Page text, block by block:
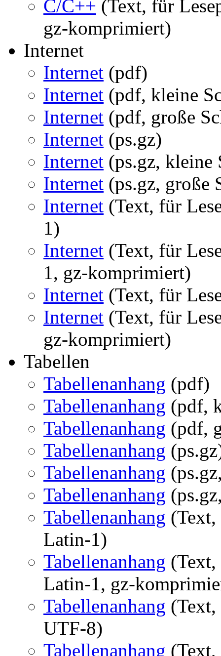
C/C++ (Text, für
gz-komprimiert)
Internet
Internet (pdf)
Internet (pdf, kleine
Internet (pdf, große
Internet (ps.gz)
Internet (ps.gz, kleine
Internet (ps.gz, große
Internet (Text, für
1)
Internet (Text, für
1, gz-komprimiert)
Internet (Text, für
Internet (Text, für
gz-komprimiert)
Tabellen
Tabellenanhang (pdf)
Tabellenanhang (pdf,
Tabellenanhang (pdf,
Tabellenanhang
Tabellenanhang
Tabellenanhang
Tabellenanhang (Text,
Latin-1)
Tabellenanhang (Text,
Latin-1, gz-
Tabellenanhang (Text,
UTF-8)
Tabellenanhang (Text,